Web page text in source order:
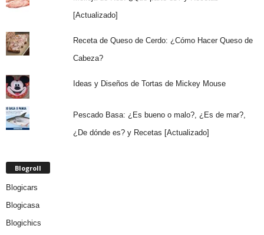
[Actualizado]
Receta de Queso de Cerdo: ¿Cómo Hacer Queso de
Cabeza?
Ideas y Diseños de Tortas de Mickey Mouse
Pescado Basa: ¿Es bueno o malo?, ¿Es de mar?,
¿De dónde es? y Recetas [Actualizado]
Blogroll
Blogicars
Blogicasa
Blogichics